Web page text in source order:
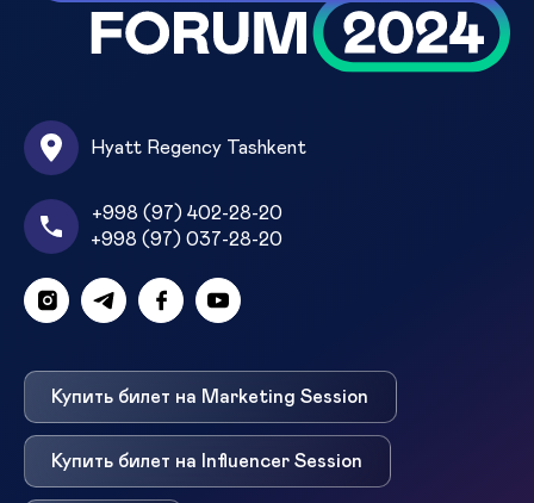
Hyatt Regency Tashkent
+998 (97) 402-28-20
+998 (97) 037-28-20
Купить билет на Marketing Session
Купить билет на Influencer Session